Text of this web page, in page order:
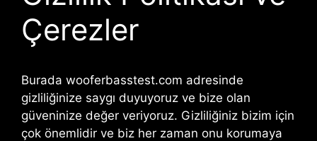
Çerezler
Burada wooferbasstest.com adresinde
gizliliğinize saygı duyuyoruz ve bize olan
güveninize değer veriyoruz. Gizliliğiniz bizim için
çok önemlidir ve biz her zaman onu korumaya